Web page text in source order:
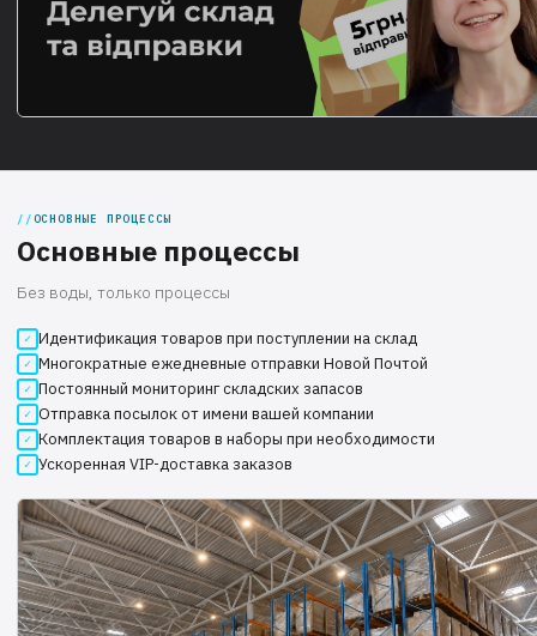
ОСНОВНЫЕ ПРОЦЕССЫ
Основные процессы
Без воды, только процессы
Идентификация товаров при поступлении на склад
Многократные ежедневные отправки Новой Почтой
Постоянный мониторинг складских запасов
Отправка посылок от имени вашей компании
Комплектация товаров в наборы при необходимости
Ускоренная VIP-доставка заказов